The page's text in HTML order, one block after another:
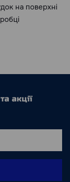
на поверхні
акції